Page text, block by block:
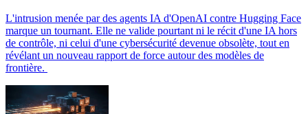
L'intrusion menée par des agents IA d'OpenAI contre Hugging Face
marque un tournant. Elle ne valide pourtant ni le récit d'une IA hors
de contrôle, ni celui d'une cybersécurité devenue obsolète, tout en
révélant un nouveau rapport de force autour des modèles de
frontière.